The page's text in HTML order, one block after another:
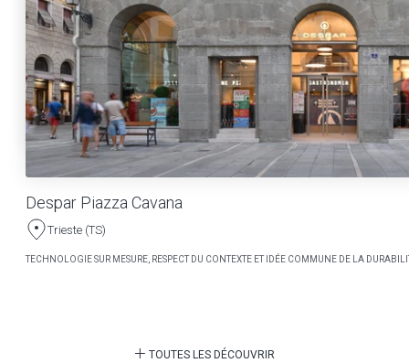
Despar Piazza Cavana
Trieste (TS)
TECHNOLOGIE SUR MESURE, RESPECT DU CONTEXTE ET IDÉE COMMUNE DE LA
TOUTES LES DÉCOUVRIR